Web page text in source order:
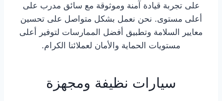
على تجربة قيادة آمنة وموثوقة مع سائق مدرب على
أعلى مستوى. نحن نعمل بشكل متواصل على تحسين
معايير السلامة وتطبيق أفضل الممارسات لتوفير أعلى
مستويات الحماية والأمان لعملائنا الكرام.
سيارات نظيفة ومجهزة